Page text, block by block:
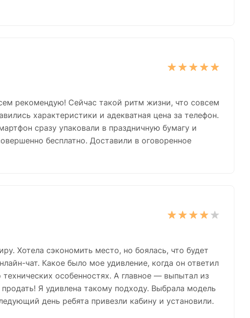
рекомендую! Сейчас такой ритм жизни, что совсем
характеристики и адекватная цена за телефон.
сразу упаковали в праздничную бумагу и
бесплатно. Доставили в оговоренное
Хотела сэкономить место, но боялась, что будет
чат. Какое было мое удивление, когда он ответил
особенностях. А главное — выпытал из
Я удивлена такому подходу. Выбрала модель
день ребята привезли кабину и установили.